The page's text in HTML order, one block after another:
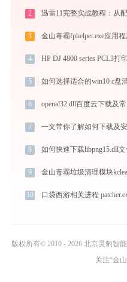
2 迅雷11完整实战教程：从
3 金山毒霸fphelper.exe应用
4
5 如何选择适合的win10 c盘
6 openal32.dll百度云下载及
7 一文带你了解如何下载及
8 如何快速下载libpng15.dll文
9
10
版权所有© 2010 - 2026 北京灵豹智
关注“金